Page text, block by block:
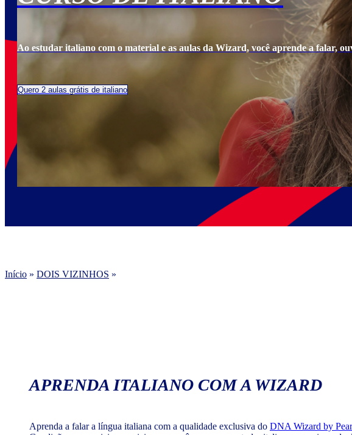
Ao estudar italiano com o material e as aulas da Wizard, você aprende a falar,
Quero 2 aulas grátis de italiano
Início » DOIS VIZINHOS »
APRENDA ITALIANO COM A WIZARD
Aprenda a falar a língua italiana com a qualidade exclusiva do DNA Wizard by